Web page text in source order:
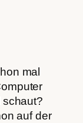
mal
auf der